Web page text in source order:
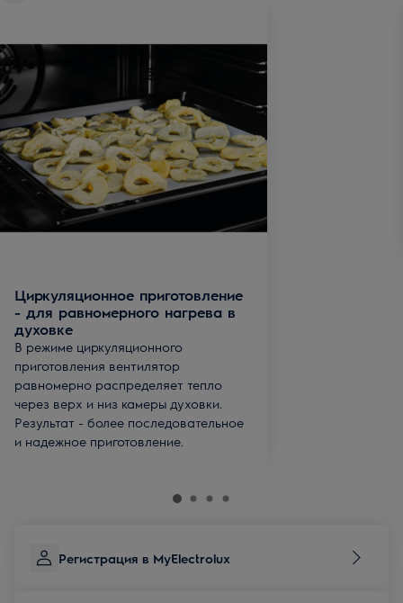
Циркуляционное приготовление
- для равномерного нагрева в
духовке
В режиме циркуляционного
приготовления вентилятор
равномерно распределяет тепло
через верх и низ камеры духовки.
Результат - более последовательное
и надежное приготовление.
Регистрация в MyElectrolux